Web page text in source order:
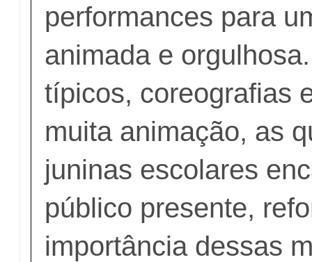
performances para
animada e
típicos, coreografias
muita animação, as
juninas escolares
público presente,
importância dessas